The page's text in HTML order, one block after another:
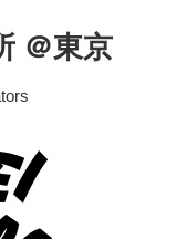
＠東京